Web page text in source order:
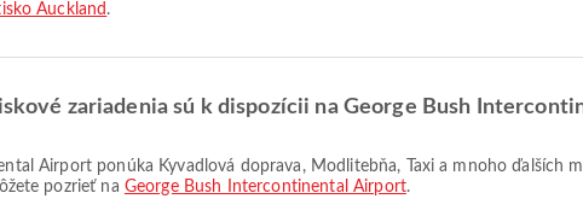
Auckland .
zariadenia sú k dispozícii na George Bush
pozrieť na George Bush Intercontinental Airport.